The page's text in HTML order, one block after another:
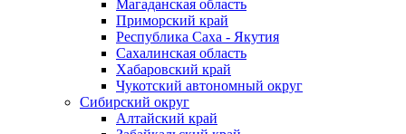
Магаданская область
Приморский край
Республика Саха - Якутия
Сахалинская область
Хабаровский край
Чукотский автономный округ
Сибирский округ
Алтайский край